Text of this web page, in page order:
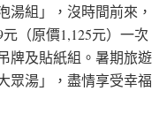
湯組」，沒時間前來，
（原價1,125元）一次
牌及貼紙組。暑期旅遊
眾湯」，盡情享受幸福